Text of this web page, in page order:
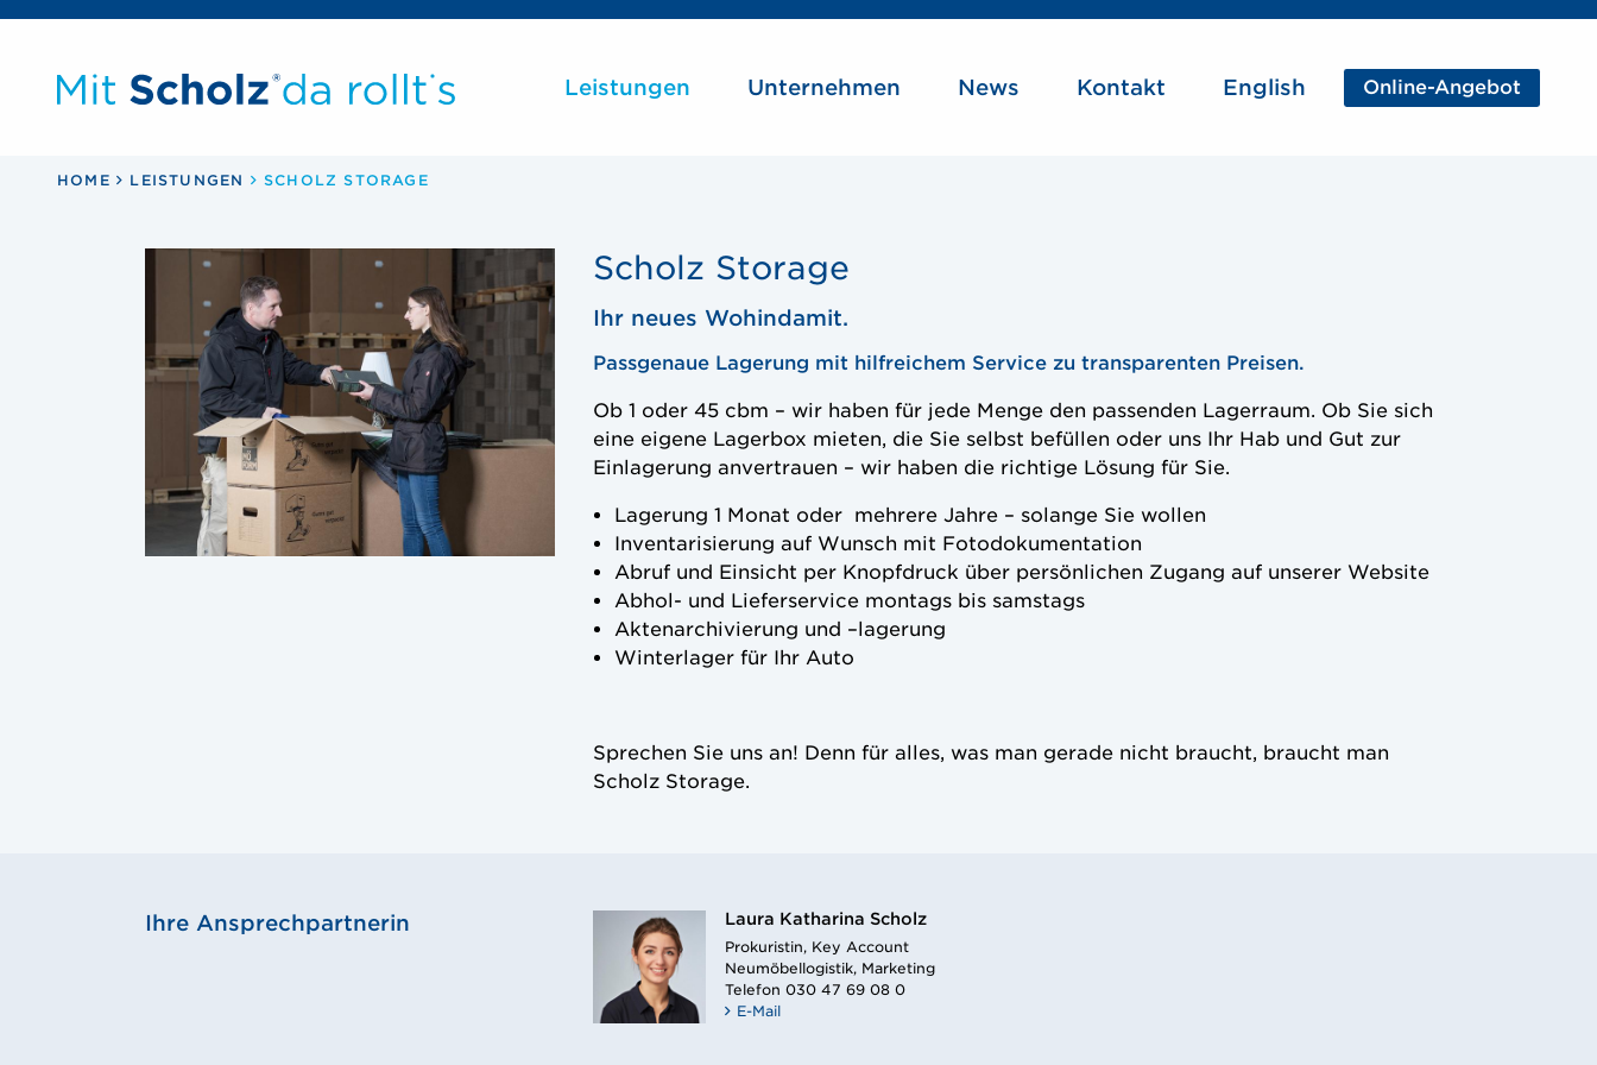
Main
Navigation
Leistungen Unternehmen News Kontakt English CTA
Online-Angebot
Pfadnavigation
HOME LEISTUNGEN SCHOLZ STORAGE
Scholz Storage
Ihr neues Wohindamit.
Passgenaue Lagerung mit hilfreichem Service zu transparenten Preisen.
Ob 1 oder 45 cbm – wir haben für jede Menge den passenden Lagerraum. Ob Sie sich
eine eigene Lagerbox mieten, die Sie selbst befüllen oder uns Ihr Hab und Gut zur
Einlagerung anvertrauen – wir haben die richtige Lösung für Sie.
Lagerung 1 Monat oder mehrere Jahre – solange Sie wollen
Inventarisierung auf Wunsch mit Fotodokumentation
Abruf und Einsicht per Knopfdruck über persönlichen Zugang auf unserer Website
Abhol- und Lieferservice montags bis samstags
Aktenarchivierung und –lagerung
Winterlager für Ihr Auto
Sprechen Sie uns an! Denn für alles, was man gerade nicht braucht, braucht man
Scholz Storage.
Ihre Ansprechpartnerin Laura Katharina Scholz
Prokuristin, Key Account
Neumöbellogistik, Marketing
Telefon 030 47 69 08 0
E-Mail